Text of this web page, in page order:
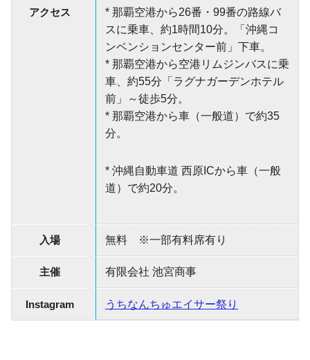
アクセス
* 那覇空港から26番・99番の路線バ
スに乗車、約1時間10分。「沖縄コ
ンベンションセンター前」下車。
* 那覇空港から空港リムジンバスに乗
車、約55分「ラグナガーデンホテル
前」～徒歩5分。
* 那覇空港から車（一般道）で約35
分。
* 沖縄自動車道 西原ICから車（一般
道）で約20分。
入場 無料 ※一部有料席有り
主催 有限会社 池宮商事
Instagram うちなんちゅエイサー祭り